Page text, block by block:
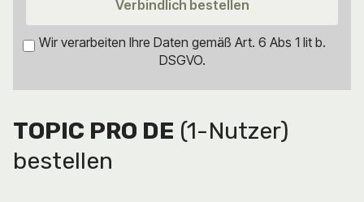
Verbindlich bestellen
Wir verarbeiten Ihre Daten gemäß Art. 6 Abs 1 lit b.
DSGVO.
TOPIC PRO DE (1-Nutzer)
bestellen